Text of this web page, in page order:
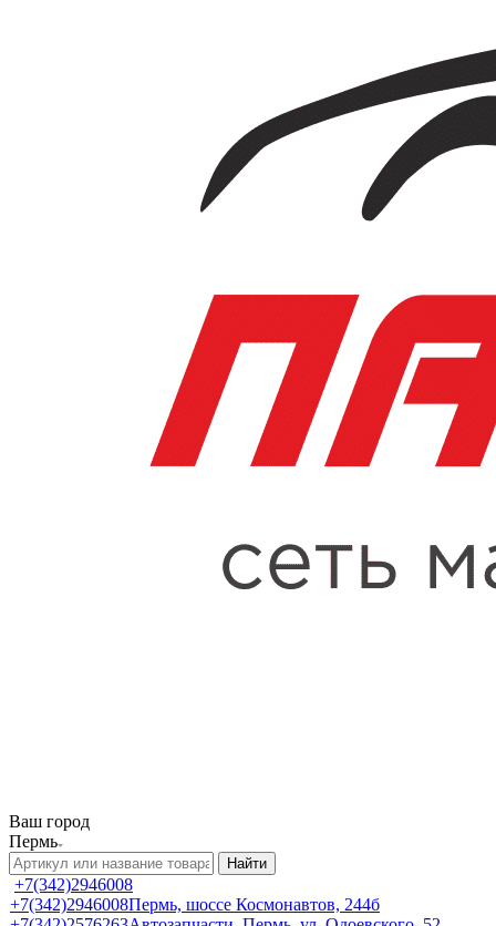
Ваш город
Пермь
Найти
+7(342)2946008
+7(342)2946008Пермь, шоссе Космонавтов, 244б